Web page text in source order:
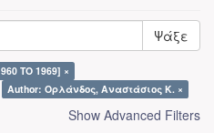
Ψάξε
TO 1969] ×
Author: Ορλάνδος, Αναστάσιος Κ. ×
Show Advanced Filters